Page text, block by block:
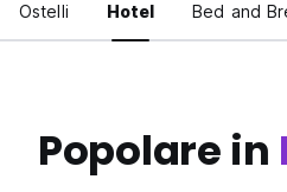
Ostelli Hotel Bed and
Popolare in